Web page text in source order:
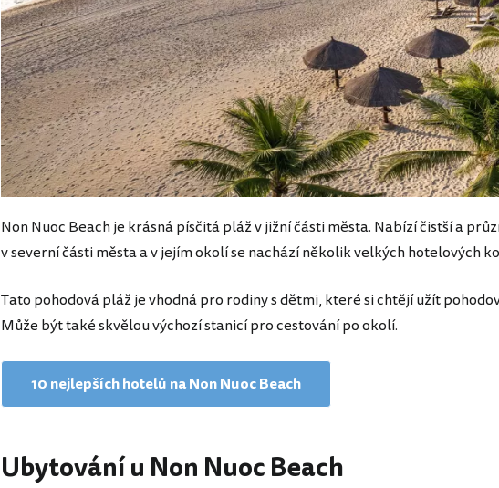
Non Nuoc Beach je krásná písčitá pláž v jižní části města. Nabízí čistší a
v severní části města a v jejím okolí se nachází několik velkých hotelových
Tato pohodová pláž je vhodná pro rodiny s dětmi, které si chtějí užít
Může být také skvělou výchozí stanicí pro cestování po okolí.
10 nejlepších hotelů na Non Nuoc Beach
Ubytování u Non Nuoc Beach